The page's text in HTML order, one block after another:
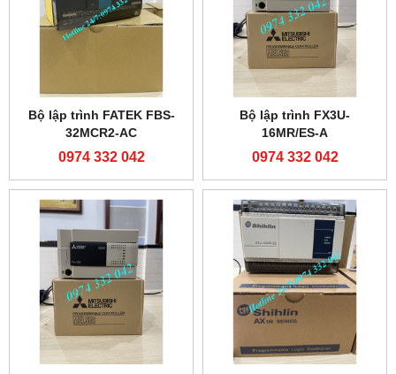
Bộ lập trình FATEK FBS-
32MCR2-AC
0974 332 042
Bộ lập trình FX3U-
16MR/ES-A
0974 332 042